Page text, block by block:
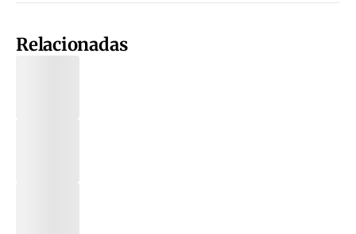
Relacionadas